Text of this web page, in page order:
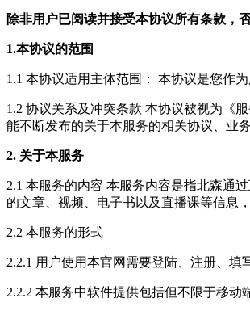
除非用户已阅读并接受本协议所有条款，
1.本协议的范围
1.1 本协议适用主体范围： 本协议是您作
1.2 协议关系及冲突条款 本协议被视为《
能不断发布的关于本服务的相关协议、业
2. 关于本服务
2.1 本服务的内容 本服务内容是指北森通
的文章、视频、电子书以及直播课等信息
2.2 本服务的形式
2.2.1 用户使用本官网需要登陆、注册、
2.2.2 本服务中软件提供包括但不限于移动